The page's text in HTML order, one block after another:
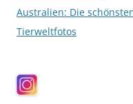
Australien: Die
Tierweltfotos